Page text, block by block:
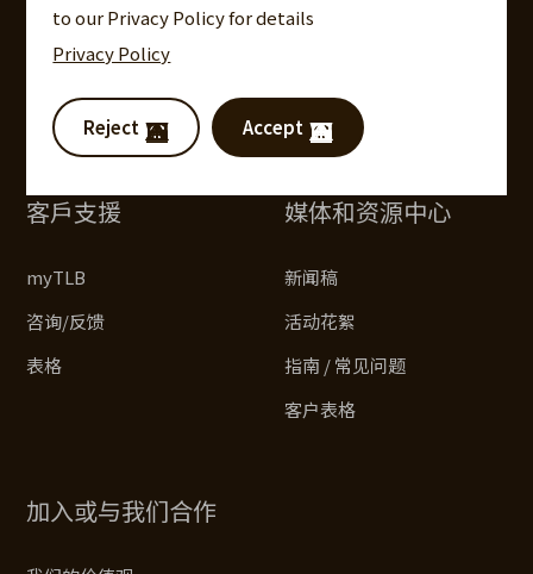
to our Privacy Policy for details
Privacy Policy
Reject Accept
企业管治
念
产品宣传册
客戶支援
myTLB
咨询/反馈
表格
媒体和资源中心
新闻稿
活动花絮
指南 / 常见问题
客户表格
加入或与我们合作